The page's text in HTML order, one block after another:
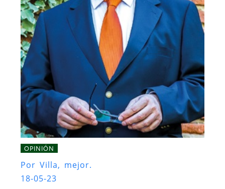
OPINIÓN
Por Villa, mejor.
18-05-23